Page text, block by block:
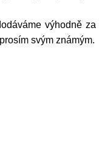
výhodně za
svým známým.